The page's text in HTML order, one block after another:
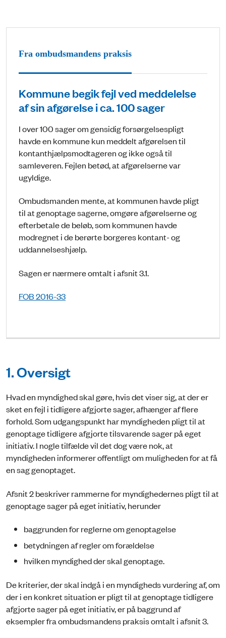
Fra ombudsmandens praksis
Kommune begik fejl ved meddelelse
af sin afgørelse i ca. 100 sager
I over 100 sager om gensidig forsørgelsespligt
havde en kommune kun meddelt afgørelsen til
kontanthjælpsmodtageren og ikke også til
samleveren. Fejlen betød, at afgørelserne var
ugyldige.
Ombudsmanden mente, at kommunen havde pligt
til at genoptage sagerne, omgøre afgørelserne og
efterbetale de beløb, som kommunen havde
modregnet i de berørte borgeres kontant- og
uddannelseshjælp.
Sagen er nærmere omtalt i afsnit 3.1.
FOB 2016-33
1. Oversigt
Hvad en myndighed skal gøre, hvis det viser sig, at der er
sket en fejl i tidligere afgjorte sager, afhænger af flere
forhold. Som udgangspunkt har myndigheden pligt til at
genoptage tidligere afgjorte tilsvarende sager på eget
initiativ. I nogle tilfælde vil det dog være nok, at
myndigheden informerer offentligt om muligheden for at få
en sag genoptaget.
Afsnit 2 beskriver rammerne for myndighedernes pligt til at
genoptage sager på eget initiativ, herunder
baggrunden for reglerne om genoptagelse
betydningen af regler om forældelse
hvilken myndighed der skal genoptage.
De kriterier, der skal indgå i en myndigheds vurdering af, om
der i en konkret situation er pligt til at genoptage tidligere
afgjorte sager på eget initiativ, er på baggrund af
eksempler fra ombudsmandens praksis omtalt i afsnit 3.